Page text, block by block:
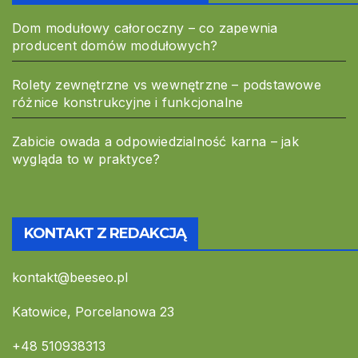
Dom modułowy całoroczny – co zapewnia
producent domów modułowych?
Rolety zewnętrzne vs wewnętrzne – podstawowe
różnice konstrukcyjne i funkcjonalne
Zabicie owada a odpowiedzialność karna – jak
wygląda to w praktyce?
KONTAKT Z REDAKCJĄ
kontakt@beeseo.pl
Katowice, Porcelanowa 23
+48 510938313